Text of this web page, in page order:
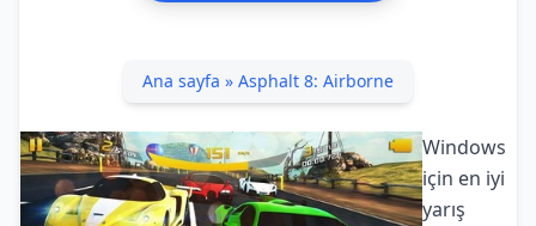
Ana sayfa » Asphalt 8: Airborne
Windows
için en iyi
yarış